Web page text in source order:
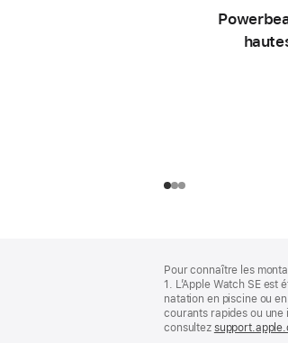
de
page
de
bas
de
page
Pour connaître les
1. L’Apple Watch SE
natation en piscine ou
courants rapides ou une
consultez